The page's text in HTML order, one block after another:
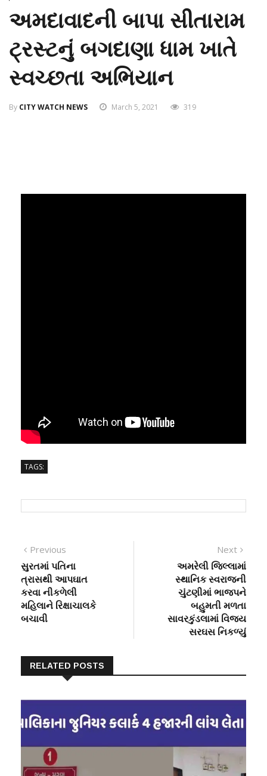
અમદાવાદની બાપા સીતારામ
ટ્રસ્ટનું બગદાણા ધામ ખાતે
સ્વચ્છતા અભિયાન
By CITY WATCH NEWS March 5, 2021 319
TAGS:
Post
navigation
Previous
post:
સુરતમાં પતિના
ત્રાસથી આપઘાત
કરવા નીકળેલી
મહિલાને રિક્ષાચાલકે
બચાવી
Next
post:
અમરેલી જિલ્લામાં
સ્થાનિક સ્વરાજની
ચુંટણીમાં ભાજપને
બહુમતી મળતા
સાવરકુંડલામાં વિજય
સરઘસ નિકળ્યું
RELATED POSTS